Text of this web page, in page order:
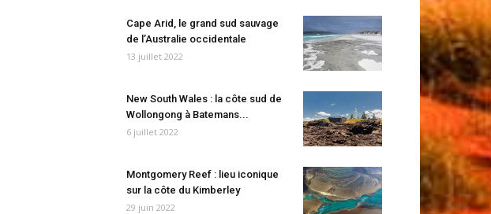
Cape Arid, le grand sud sauvage
de l’Australie occidentale
13 juillet 2022
New South Wales : la côte sud de
Wollongong à Batemans...
6 juillet 2022
Montgomery Reef : lieu iconique
sur la côte du Kimberley
29 juin 2022